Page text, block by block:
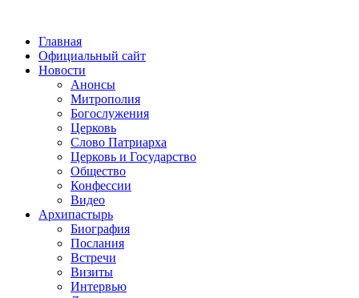
Главная
Официальный сайт
Новости
Анонсы
Митрополия
Богослужения
Церковь
Слово Патриарха
Церковь и Государство
Общество
Конфессии
Видео
Архипастырь
Биография
Послания
Встречи
Визиты
Интервью